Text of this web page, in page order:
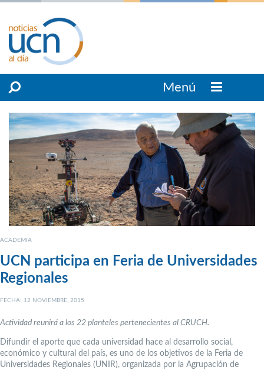
Menú
ACADEMIA
UCN participa en Feria de Universidades
Regionales
FECHA: 12 NOVIEMBRE, 2015
Actividad reunirá a los 22 planteles pertenecientes al CRUCH.
Difundir el aporte que cada universidad hace al desarrollo social,
económico y cultural del país, es uno de los objetivos de la Feria de
Universidades Regionales (UNIR), organizada por la Agrupación de